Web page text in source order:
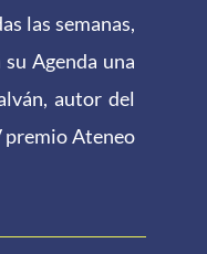
las semanas,
Agenda una
autor del
premio Ateneo